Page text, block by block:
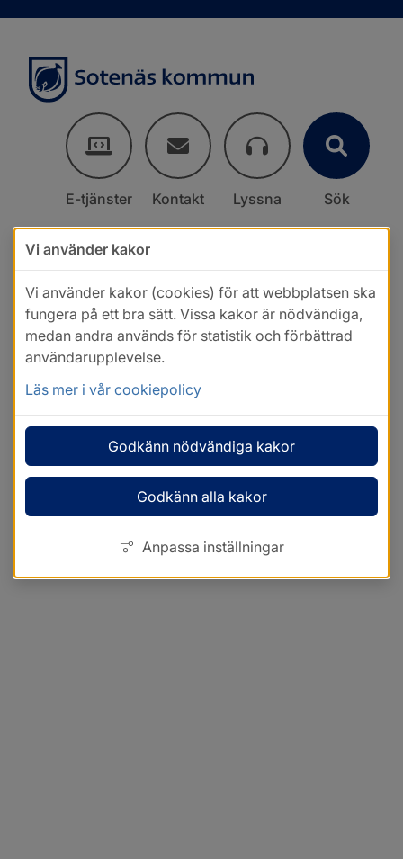
E-tjänster Kontakt Lyssna Sök
Vi använder kakor
Vi använder kakor (cookies) för att webbplatsen ska
fungera på ett bra sätt. Vissa kakor är nödvändiga,
medan andra används för statistik och förbättrad
användarupplevelse.
Läs mer i vår cookiepolicy
Godkänn nödvändiga kakor
Godkänn alla kakor
Anpassa inställningar